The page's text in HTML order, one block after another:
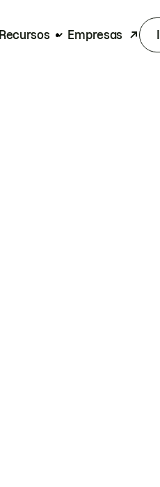
Recursos Empresas